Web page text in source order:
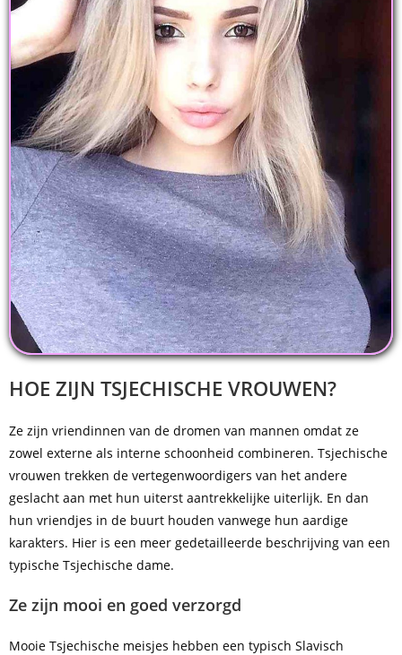
HOE ZIJN TSJECHISCHE VROUWEN?
Ze zijn vriendinnen van de dromen van mannen omdat ze
zowel externe als interne schoonheid combineren. Tsjechische
vrouwen trekken de vertegenwoordigers van het andere
geslacht aan met hun uiterst aantrekkelijke uiterlijk. En dan
hun vriendjes in de buurt houden vanwege hun aardige
karakters. Hier is een meer gedetailleerde beschrijving van een
typische Tsjechische dame.
Ze zijn mooi en goed verzorgd
Mooie Tsjechische meisjes hebben een typisch Slavisch